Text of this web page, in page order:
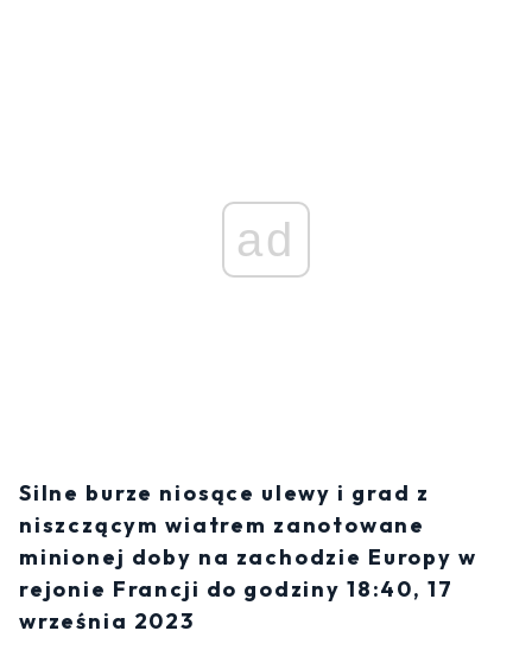
ad
Silne burze niosące ulewy i grad z
niszczącym wiatrem zanotowane
minionej doby na zachodzie Europy w
rejonie Francji do godziny 18:40, 17
września 2023